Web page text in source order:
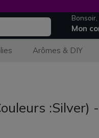
Mon
Arômes & DIY
:Silver) -